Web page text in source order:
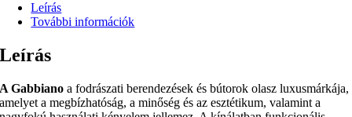
Leírás
További információk
Leírás
A Gabbiano a fodrászati berendezések és bútorok olasz luxusmárkája,
amelyet a megbízhatóság, a minőség és az esztétikum, valamint a